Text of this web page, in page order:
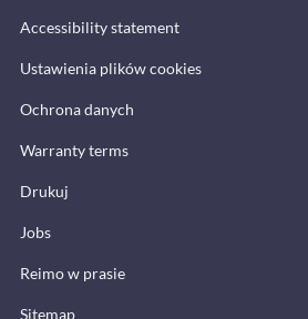
Accessibility statement
Ustawienia plików cookies
Ochrona danych
Warranty terms
Drukuj
Jobs
Reimo w prasie
Sitemap